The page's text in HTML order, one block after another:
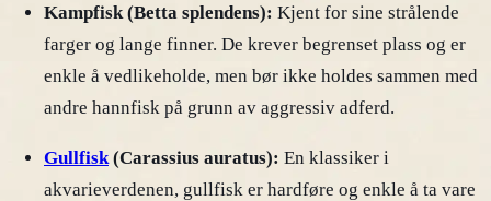
Kampfisk (Betta splendens): Kjent for sine strålende
farger og lange finner. De krever begrenset plass og er
enkle å vedlikeholde, men bør ikke holdes sammen med
andre hannfisk på grunn av aggressiv adferd.
Gullfisk (Carassius auratus): En klassiker i
akvarieverdenen, gullfisk er hardføre og enkle å ta vare